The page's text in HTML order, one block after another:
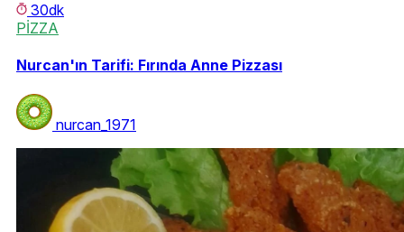
30dk
PİZZA
Nurcan'ın Tarifi: Fırında Anne Pizzası
nurcan_1971